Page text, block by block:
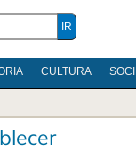
CULTURA